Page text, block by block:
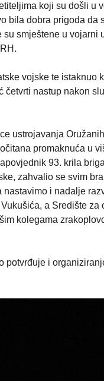
koji su došli u
bila dobra prigoda da
su smještene u vojarni
vojske te istaknuo
četvrti nastup nakon
ustrojavanja
promaknuća u
93. krila
zahvalio se svim
nastavimo i nadalje
a Središte za
kolegama
potvrđuje i